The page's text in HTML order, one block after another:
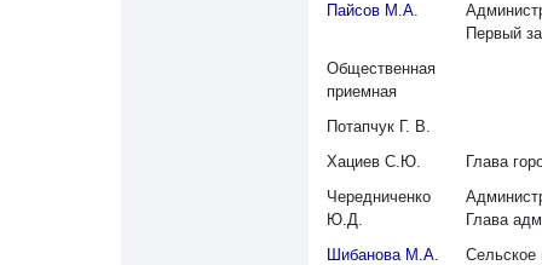
Пайсов М.А.
Первый
Общественная
приемная
Потапчук Г. В.
Хациев С.Ю.
Глава
Чередниченко
Ю.Д.
Глава
Шибанова М.А.
Сельское